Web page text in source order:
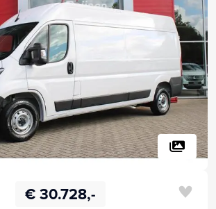
€ 30.728,-